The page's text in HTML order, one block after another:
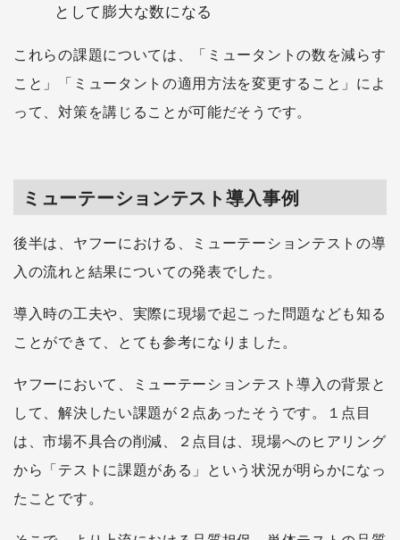
として膨大な数になる
これらの課題については、「ミュータントの数を減らす
こと」「ミュータントの適用方法を変更すること」によ
って、対策を講じることが可能だそうです。
ミューテーションテスト導入事例
後半は、ヤフーにおける、ミューテーションテストの導
入の流れと結果についての発表でした。
導入時の工夫や、実際に現場で起こった問題なども知る
ことができて、とても参考になりました。
ヤフーにおいて、ミューテーションテスト導入の背景と
して、解決したい課題が２点あったそうです。１点目
は、市場不具合の削減、２点目は、現場へのヒアリング
から「テストに課題がある」という状況が明らかになっ
たことです。